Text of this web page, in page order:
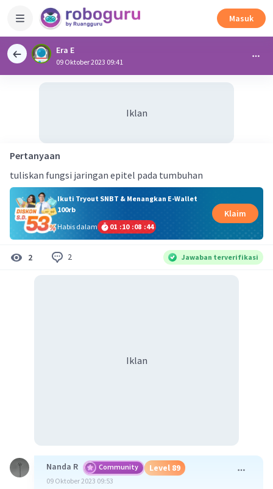
Masuk
Era E
09 Oktober 2023 09:41
Iklan
Pertanyaan
tuliskan fungsi jaringan epitel pada tumbuhan
Ikuti Tryout SNBT & Menangkan E-Wallet
100rb
Habis dalam
01 :10 :08 :44
Klaim
2 2 Jawaban terverifikasi
Iklan
Nanda R Community Level 89
09 Oktober 2023 09:53